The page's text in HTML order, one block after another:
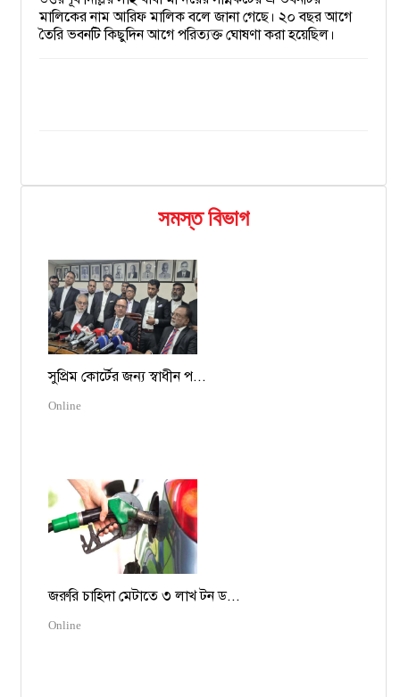
মালিকের নাম আরিফ মালিক বলে জানা গেছে। ২০ বছর আগে
তৈরি ভবনটি কিছুদিন আগে পরিত্যক্ত ঘোষণা করা হয়েছিল।
সমস্ত বিভাগ
সুপ্রিম কোর্টের জন্য স্বাধীন প...
Online
জরুরি চাহিদা মেটাতে ৩ লাখ টন ড...
Online